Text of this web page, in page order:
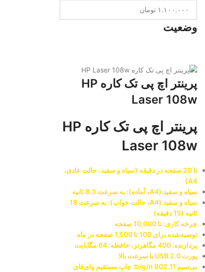
وضعیت
پرینتر اچ پی تک کاره HP
Laser 108w
پرینتر اچ پی تک کاره HP
Laser 108w
تا 20 صفحه در دقیقه (سیاه و سفید، حالت عادی،
A4)
سیاه و سفید (A4، آماده): به سرعت 8.3 ثانیه
سیاه و سفید (A4، حالت خواب): به سرعت 18
ثانیه (15 دقیقه)
چرخه کاری: تا 10,000 صفحه
توصیه‌شده برای 100 تا 1,500 صفحه در ماه
پردازنده: 400 مگاهرتز، حافظه: 64 مگابایت
پورت USB 2.0 با سرعت بالا
بی‌سیم 802.11 b/g/n؛ چاپ مستقیم وای‌فای